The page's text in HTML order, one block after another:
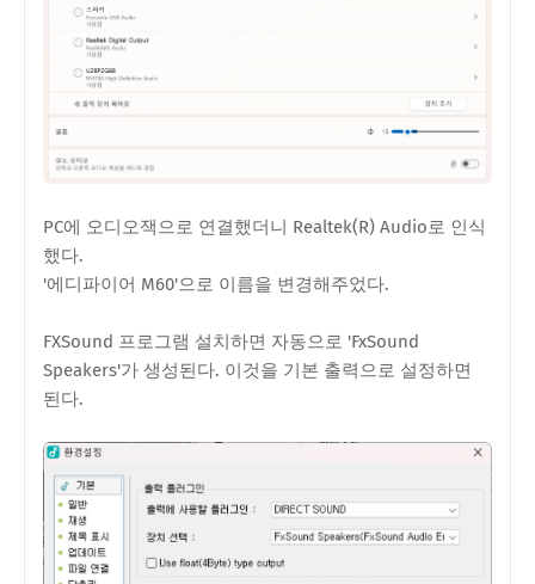
PC에 오디오잭으로 연결했더니 Realtek(R) Audio로 인식
했다.
'에디파이어 M60'으로 이름을 변경해주었다.
FXSound 프로그램 설치하면 자동으로 'FxSound
Speakers'가 생성된다. 이것을 기본 출력으로 설정하면
된다.